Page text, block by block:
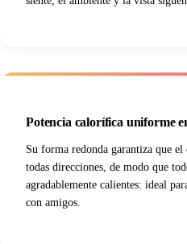
Potencia calorífica uniforme
Su forma redonda garantiza que
todas direcciones, de modo que
agradablemente calientes: ideal
con amigos.